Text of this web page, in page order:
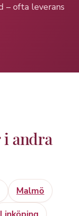
– ofta leverans
i andra
Malmö